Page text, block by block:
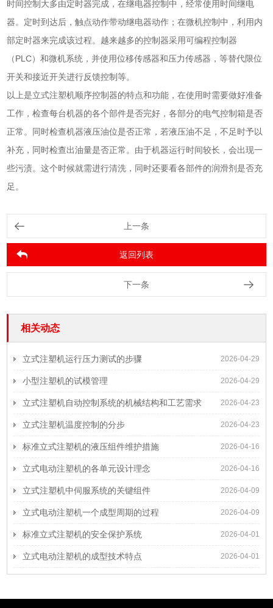
时间控制大多由定时器完成，在继电器控制中，经常使用时间继电
器。定时到达后，触点动作带动继电器动作；在微机控制中，利用内
部定时器来完成该过程。越来越多的控制器采用可编程控制器
（PLC）和微机系统，并使用位移传感器和压力传感器，等替代限位
开关和接近开关进行反馈控制等。
以上是立式注塑机顺序控制器的特点和功能，在使用时需要做好准备
工作，检查每台机器的各个部件是否完好，各部分的电气控制箱是否
正常。同时检查机器液压油位是否正常，若液压油不足，不足时予以
补充，同时检查出油量是否正常。由于机器运行时间较长，会出现一
些污渍。这个时候就需进行清洗，同时还要看各部件的润滑剂是否充
足。
上一条
返回列表
下一条
相关动态
2026-04-29
立式注塑机运行压力测试的步骤
2026-04-29
小型注塑机的试模管理
2026-04-23
立式注塑机自动控制系统的机械结构和工艺需求
2026-04-23
立式注塑机温度控制的分步
2026-04-16
标准立式注塑机的液压组件维护措施
2026-04-16
立式电动注塑机的各单元设计理念
2026-04-09
立式注塑机中伺服系统的关键组件
2026-04-09
立式电动注塑机一个成型周期的过程
2026-04-01
标准立式注塑机的安全保护系统
2026-04-01
立式电动注塑机的成型技术特点